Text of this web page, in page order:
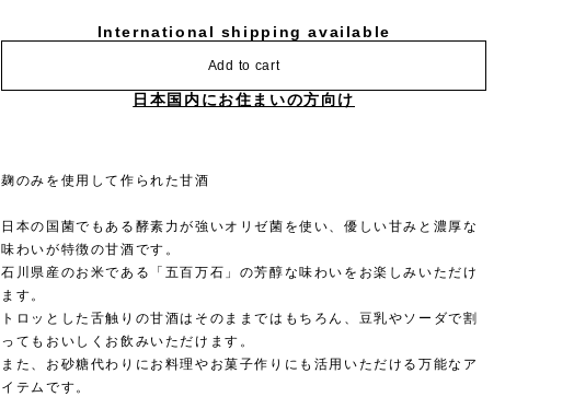
International shipping available
Add to cart
日本国内にお住まいの方向け
麹のみを使用して作られた甘酒
日本の国菌でもある酵素力が強いオリゼ菌を使い、優しい甘みと濃厚な
味わいが特徴の甘酒です。
石川県産のお米である「五百万石」の芳醇な味わいをお楽しみいただけ
ます。
トロッとした舌触りの甘酒はそのままではもちろん、豆乳やソーダで割
ってもおいしくお飲みいただけます。
また、お砂糖代わりにお料理やお菓子作りにも活用いただける万能なア
イテムです。